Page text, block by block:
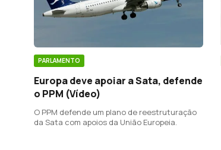
PARLAMENTO
Europa deve apoiar a Sata, defende
o PPM (Vídeo)
O PPM defende um plano de reestruturação
da Sata com apoios da União Europeia.